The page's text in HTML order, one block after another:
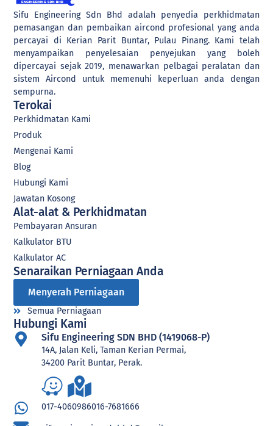
Sifu Engineering Sdn Bhd adalah penyedia perkhidmatan
pemasangan dan pembaikan aircond profesional yang anda
percayai di Kerian Parit Buntar, Pulau Pinang. Kami telah
menyampaikan penyelesaian penyejukan yang boleh
dipercayai sejak 2019, menawarkan pelbagai peralatan dan
sistem Aircond untuk memenuhi keperluan anda dengan
sempurna.
Terokai
Perkhidmatan Kami
Produk
Mengenai Kami
Blog
Hubungi Kami
Jawatan Kosong
Alat-alat & Perkhidmatan
Pembayaran Ansuran
Kalkulator BTU
Kalkulator AC
Senaraikan Perniagaan Anda
Menyerah Perniagaan
Semua Perniagaan
Hubungi Kami
Sifu Engineering SDN BHD (1419068-P)
14A, Jalan Keli, Taman Kerian Permai,
34200 Parit Buntar, Perak.
017-4060986016-7681666